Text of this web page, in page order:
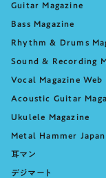
Guitar Magazine
Bass Magazine
Rhythm & Drums
Sound & Recording
Vocal Magazine Web
Acoustic Guitar
Ukulele Magazine
Metal Hammer Japan
耳マン
デジマート